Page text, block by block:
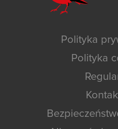
Polityka
Polityka